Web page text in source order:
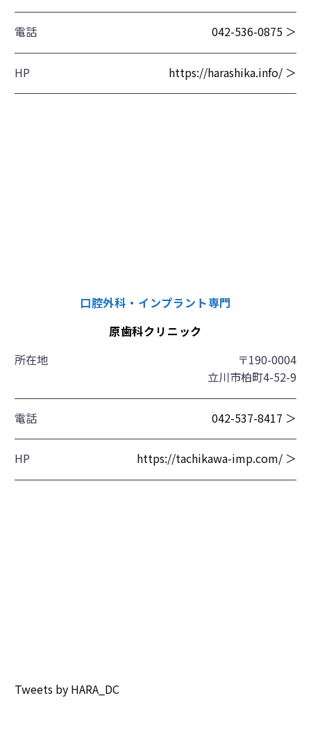
電話 042-536-0875 ＞
HP https://harashika.info/ ＞
口腔外科・インプラント専門
原歯科クリニック
所在地
〒190-0004
立川市柏町4-52-9
電話 042-537-8417 ＞
HP https://tachikawa-imp.com/ ＞
Tweets by HARA_DC